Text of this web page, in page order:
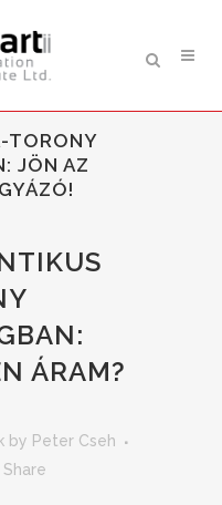
TORONY
JÖN AZ
ÁRAM?
by Peter Cseh
Share